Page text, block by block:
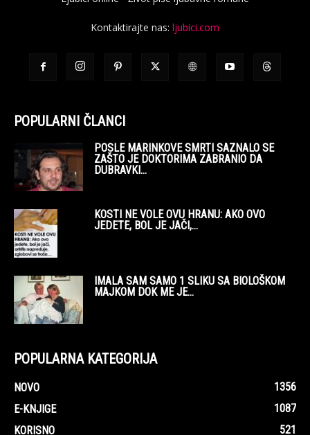
Kontaktirajte nas: ljubici.com
POPULARNI ČLANCI
POSLE MARINKOVE SMRTI SAZNALO SE
ZAŠTO JE DOKTORIMA ZABRANIO DA
DUBRAVKI...
KOSTI NE VOLE OVU HRANU: AKO OVO
JEDETE, BOL JE JAČI,...
IMALA SAM SAMO 1 SLIKU SA BIOLOŠKOM
MAJKOM DOK ME JE...
POPULARNA KATEGORIJA
NOVO
1356
E-KNJIGE
1087
KORISNO
521